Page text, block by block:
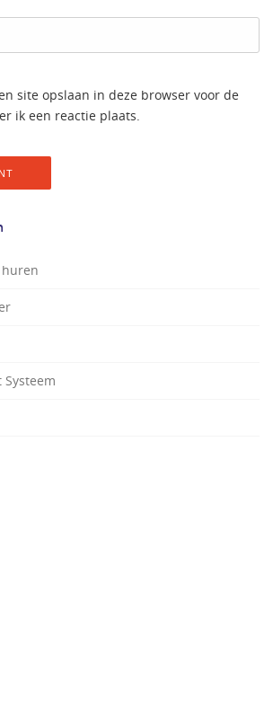
site opslaan in deze browser voor de
ik een reactie plaats.
Systeem